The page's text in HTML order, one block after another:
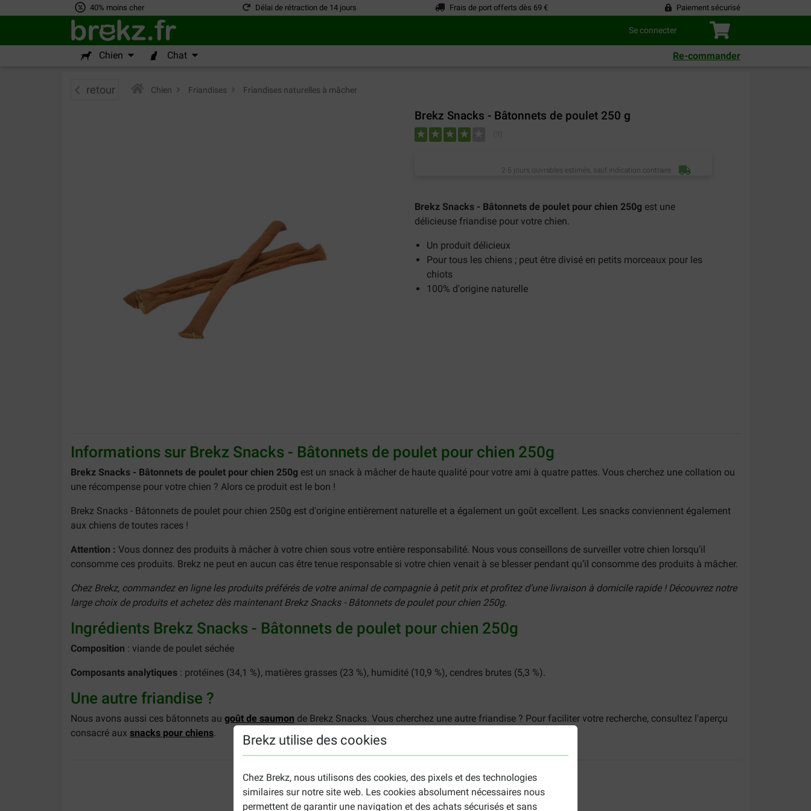
40% moins cher Délai de rétraction de 14 jours Frais de port offerts dès 69 € Paiement sécurisé
Se connecter
Chien Chat Re-commander
Brekz utilise des cookies
Chez Brekz, nous utilisons des cookies, des pixels et des technologies
similaires sur notre site web. Les cookies absolument nécessaires nous
permettent de garantir une navigation et des achats sécurisés et sans
retour Chien Friandises Friandises naturelles à mâcher
Brekz Snacks - Bâtonnets de poulet 250 g
2-5 jours ouvrables estimés, sauf indication contraire.
Brekz Snacks - Bâtonnets de poulet pour chien 250g est une
délicieuse friandise pour votre chien.
Un produit délicieux
Pour tous les chiens ; peut être divisé en petits morceaux pour les
chiots
100% d'origine naturelle
Informations sur Brekz Snacks - Bâtonnets de poulet pour chien 250g
Brekz Snacks - Bâtonnets de poulet pour chien 250g est un snack à mâcher de haute qualité pour votre ami à quatre pattes. Vous cherchez une collation ou
une récompense pour votre chien ? Alors ce produit est le bon !
Brekz Snacks - Bâtonnets de poulet pour chien 250g est d'origine entièrement naturelle et a également un goût excellent. Les snacks conviennent également
aux chiens de toutes races !
Attention : Vous donnez des produits à mâcher à votre chien sous votre entière responsabilité. Nous vous conseillons de surveiller votre chien lorsqu’il
consomme ces produits. Brekz ne peut en aucun cas être tenue responsable si votre chien venait à se blesser pendant qu’il consomme des produits à mâcher.
Chez Brekz, commandez en ligne les produits préférés de votre animal de compagnie à petit prix et profitez d’une livraison à domicile rapide ! Découvrez notre
large choix de produits et achetez dès maintenant Brekz Snacks - Bâtonnets de poulet pour chien 250g.
Ingrédients Brekz Snacks - Bâtonnets de poulet pour chien 250g
Composition : viande de poulet séchée
Composants analytiques : protéines (34,1 %), matières grasses (23 %), humidité (10,9 %), cendres brutes (5,3 %).
Une autre friandise ?
Nous avons aussi ces bâtonnets au goût de saumon de Brekz Snacks. Vous cherchez une autre friandise ? Pour faciliter votre recherche, consultez l'aperçu
consacré aux snacks pour chiens.